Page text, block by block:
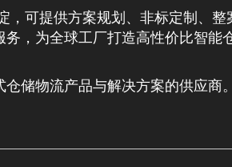
，可提供方案规划、非标定制、
，为全球工厂打造高性价比智能
储物流产品与解决方案的供应商。